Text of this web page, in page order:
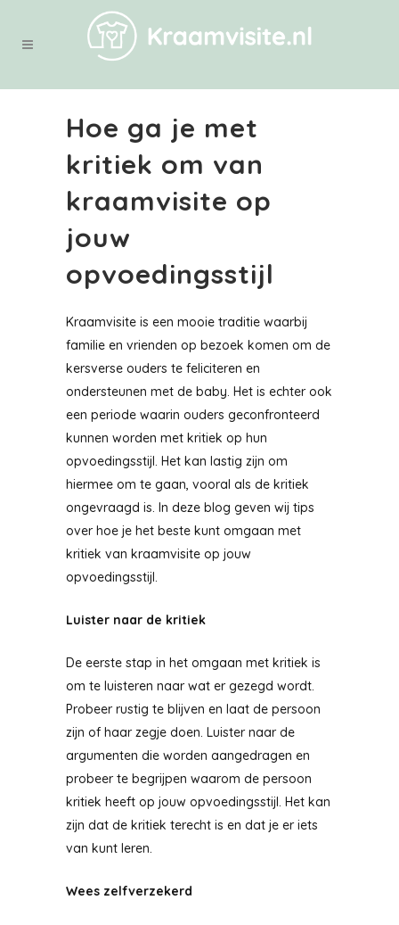
Hoe ga je met
kritiek om van
kraamvisite op
jouw
opvoedingsstijl
Kraamvisite is een mooie traditie waarbij
familie en vrienden op bezoek komen om de
kersverse ouders te feliciteren en
ondersteunen met de baby. Het is echter ook
een periode waarin ouders geconfronteerd
kunnen worden met kritiek op hun
opvoedingsstijl. Het kan lastig zijn om
hiermee om te gaan, vooral als de kritiek
ongevraagd is. In deze blog geven wij tips
over hoe je het beste kunt omgaan met
kritiek van kraamvisite op jouw
opvoedingsstijl.
Luister naar de kritiek
De eerste stap in het omgaan met kritiek is
om te luisteren naar wat er gezegd wordt.
Probeer rustig te blijven en laat de persoon
zijn of haar zegje doen. Luister naar de
argumenten die worden aangedragen en
probeer te begrijpen waarom de persoon
kritiek heeft op jouw opvoedingsstijl. Het kan
zijn dat de kritiek terecht is en dat je er iets
van kunt leren.
Wees zelfverzekerd